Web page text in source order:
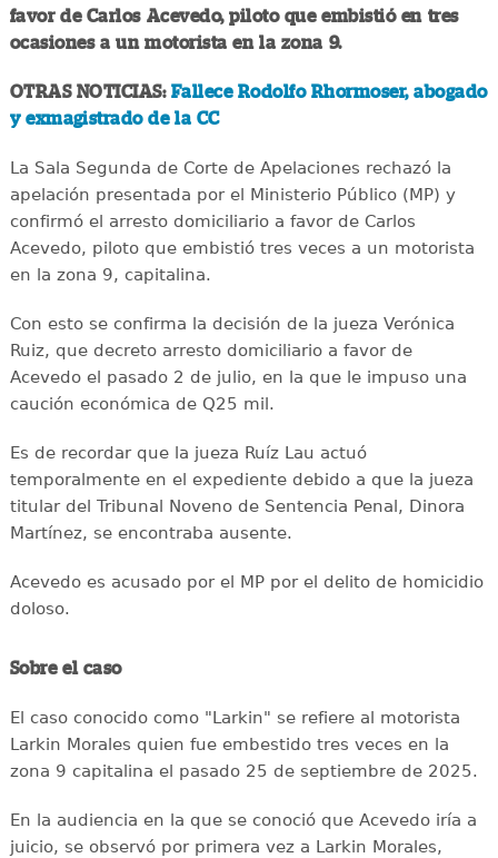
favor de Carlos Acevedo, piloto que embistió en tres
ocasiones a un motorista en la zona 9.
OTRAS NOTICIAS: Fallece Rodolfo Rhormoser, abogado
y exmagistrado de la CC
La Sala Segunda de Corte de Apelaciones rechazó la
apelación presentada por el Ministerio Público (MP) y
confirmó el arresto domiciliario a favor de Carlos
Acevedo, piloto que embistió tres veces a un motorista
en la zona 9, capitalina.
Con esto se confirma la decisión de la jueza Verónica
Ruiz, que decreto arresto domiciliario a favor de
Acevedo el pasado 2 de julio, en la que le impuso una
caución económica de Q25 mil.
Es de recordar que la jueza Ruíz Lau actuó
temporalmente en el expediente debido a que la jueza
titular del Tribunal Noveno de Sentencia Penal, Dinora
Martínez, se encontraba ausente.
Acevedo es acusado por el MP por el delito de homicidio
doloso.
Sobre el caso
El caso conocido como "Larkin" se refiere al motorista
Larkin Morales quien fue embestido tres veces en la
zona 9 capitalina el pasado 25 de septiembre de 2025.
En la audiencia en la que se conoció que Acevedo iría a
juicio, se observó por primera vez a Larkin Morales,